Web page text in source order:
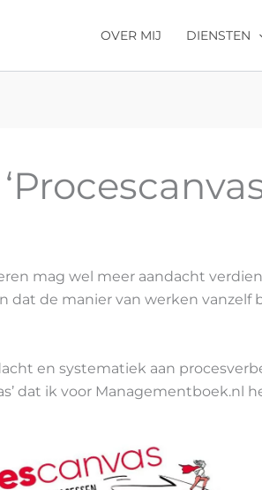
OVER MIJ DIENSTEN
mag wel meer aandacht
dat de manier van werken vanzelf
en systematiek aan
dat ik voor Managementboek.nl